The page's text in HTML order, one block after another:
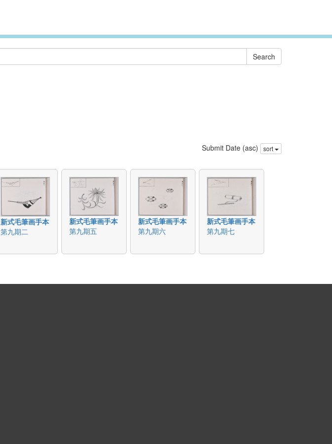
Submit Date (asc) sort
新式毛筆画手本
第九期二
新式毛筆画手本
第九期五
新式毛筆画手本
第九期六
新式毛筆画手本
第九期七